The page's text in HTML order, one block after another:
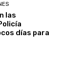
las
días para